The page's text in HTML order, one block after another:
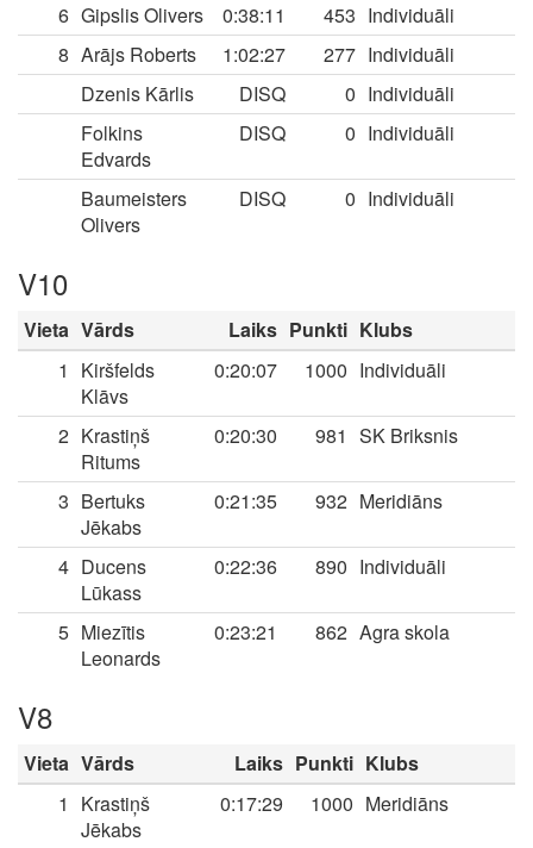
6 Gipslis Olivers 0:38:11 453 Individuāli
8 Arājs Roberts 1:02:27 277 Individuāli
Dzenis Kārlis
DISQ 0 Individuāli
Folkins
Edvards
DISQ 0 Individuāli
Baumeisters
Olivers
DISQ 0 Individuāli
V10
Vieta Vārds Laiks Punkti Klubs
1
Kiršfelds
Klāvs
0:20:07 1000 Individuāli
2 Krastiņš
Ritums
0:20:30 981 SK Briksnis
3 Bertuks
Jēkabs
0:21:35 932 Meridiāns
4 Ducens
Lūkass
0:22:36 890 Individuāli
5 Miezītis
Leonards
0:23:21 862 Agra skola
V8
Vieta Vārds Laiks Punkti Klubs
1
Krastiņš
Jēkabs
0:17:29 1000 Meridiāns